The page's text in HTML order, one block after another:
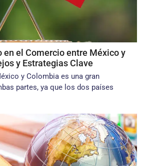
en el Comercio entre México y
y Estrategias Clave
y Colombia es una gran
partes, ya que los dos países